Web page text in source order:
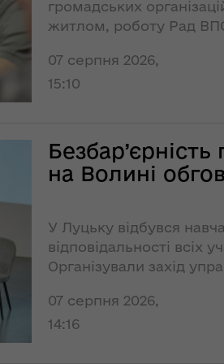
2018
2018
Новий
адміністративно-
територіальний
устрій Волині: які
функції мають
адміністрації
оздоровча
кампанія для дітей
інтерв’ю із
заступником
голови ОДА Ігорем
громадських
житлом, роботу Рад
07 серпня 2026,
15:10
на Волині
У Луцьку відбувся
відповідальності всіх
Організували захід
організацією «Зруш
07 серпня 2026,
14:16